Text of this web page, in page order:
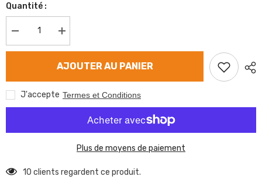
Quantité :
Diminuer
la
quantité
GSM
Augmenter
la
quantité
de
Mâchoire
GSM
AJOUTER AU PANIER
J'accepte Termes et Conditions
Plus de moyens de paiement
10 clients regardent ce produit.